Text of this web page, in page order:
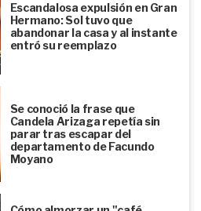
Escandalosa expulsión en Gran
Hermano: Sol tuvo que
abandonar la casa y al instante
entró su reemplazo
Se conoció la frase que
Candela Arizaga repetía sin
parar tras escapar del
departamento de Facundo
Moyano